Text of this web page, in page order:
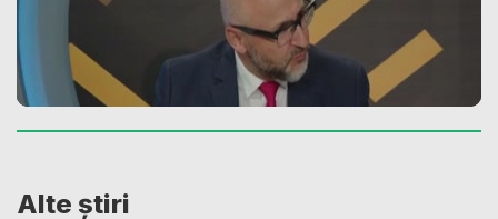
Alte știri